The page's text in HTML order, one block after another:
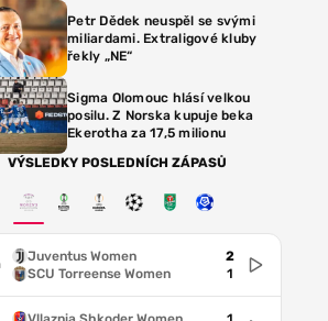
Petr Dědek neuspěl se svými
miliardami. Extraligové kluby
řekly „NE“
Sigma Olomouc hlásí velkou
posilu. Z Norska kupuje beka
Ekerotha za 17,5 milionu
VÝSLEDKY POSLEDNÍCH ZÁPASŮ
Juventus Women
SCU Torreense Women
2
1